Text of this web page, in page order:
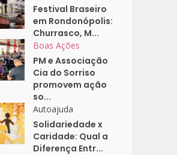
Festival Braseiro
em Rondonópolis:
Churrasco, M...
Boas Ações
PM e Associação
Cia do Sorriso
promovem ação
so...
Autoajuda
Solidariedade x
Caridade: Qual a
Diferença Entr...